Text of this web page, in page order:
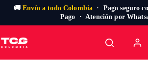
🚚Envío a todo Colombia · Pago seguro
Pago · Atención por
al
contenido